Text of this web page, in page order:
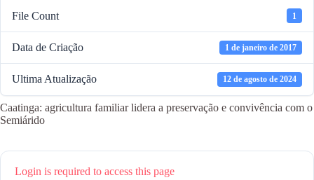
File Count 1
Data de Criação 1 de janeiro de 2017
Ultima Atualização 12 de agosto de 2024
Caatinga: agricultura familiar lidera a preservação e convivência com o
Semiárido
Login is required to access this page